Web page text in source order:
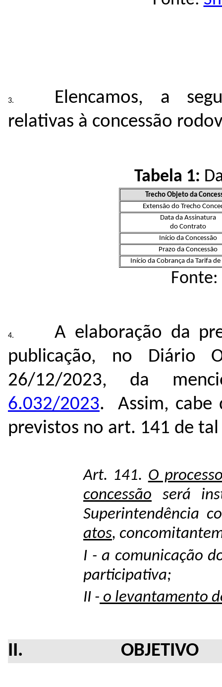
Elencamos, a
relativas à concessão
Tabela 1:
Trecho Objeto da
Extensão do Trecho
Data da Assinatura
do Contrato
Início da Concessão
Prazo da Concessão
Início da Cobrança da Tarifa
Fonte:
A elaboração da
publicação, no Diário
26/12/2023, da
6.032/2023. Assim, cabe
previstos no art. 141 de
Art. 141. O
concessão será
Superintendência
atos,
I - a comunicação
participativa;
II - o levantamento
II. OBJETIVO